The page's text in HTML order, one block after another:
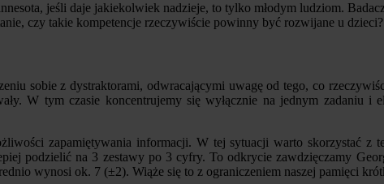
jeśli daje jakiekolwiek nadzieje, to tylko młodym ludziom.
czy takie kompetencje rzeczywiście powinny być rozwijane u dzieci?
sobie z dystraktorami, odwracającymi uwagę od tego, co
W tym czasie koncentrujemy się wyłącznie na jednym zadaniu i
zapamiętywania informacji. W tej sytuacji warto skorzystać z
podzielić na 3 zestawy po 3 cyfry. To odkrycie zawdzięczamy
wynosi ok. 7 (±2). Wiąże się to z ograniczeniem naszej pamięci